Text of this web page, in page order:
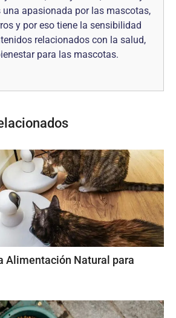
una apasionada por las mascotas,
y por eso tiene la sensibilidad
relacionados con la salud,
para las mascotas.
Alimentación Natural para